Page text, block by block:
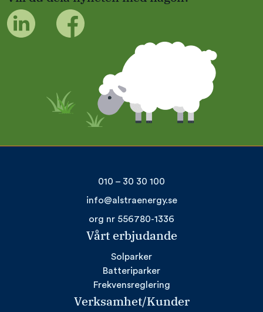
010 – 30 30 100
info@alstraenergy.se
org nr 556780-1336
Vårt erbjudande
Solparker
Batteriparker
Frekvensreglering
Verksamhet/Kunder